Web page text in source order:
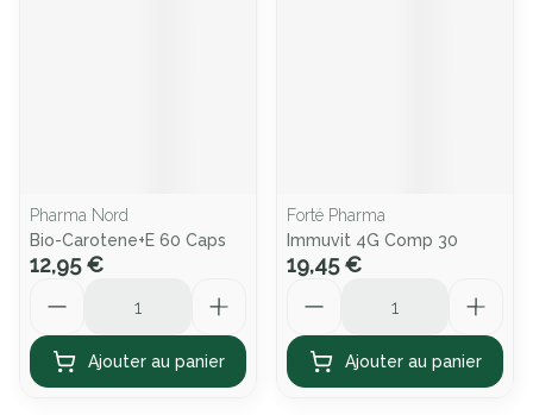
Pharma Nord
Bio-Carotene+E 60 Caps
12,95 €
Ajouter au panier
Forté Pharma
Immuvit 4G Comp 30
19,45 €
Ajouter au panier